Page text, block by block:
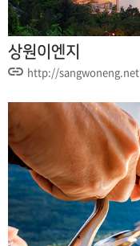
상원이엔지
http://sangwoneng.net